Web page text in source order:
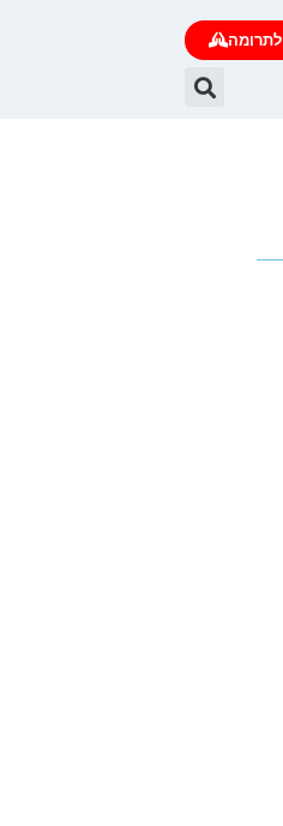
לתרומה